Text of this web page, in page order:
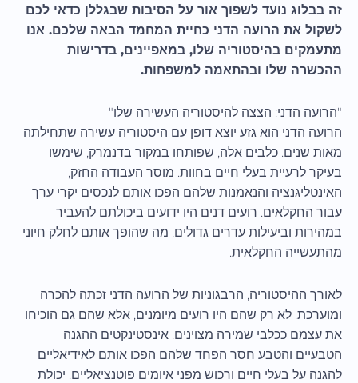
זה בבלוג נועד לשפוך אור על הסיבות שבגללן כדאי לכם
לשקול את הרועה הדני כחיית המחמד הבאה שלכם. אנו
מתעמקים בהיסטוריה שלו, במאפיינים, בדרישות
ההכשרה שלו ובהתאמה למשפחות.
"הרועה הדני: הצצה להיסטוריה העשירה שלו"
הרועה הדני הוא גזע יוצא דופן עם היסטוריה עשירה שתחילתה
מאות שנים. כלבים אלה, שפותחו במקור בדנמרק, שימשו
בעיקר לרעיית בעלי חיים בחוות. מוסר העבודה החזק,
האינטליגנציה והנאמנות שלהם הפכו אותם לנכסים יקרי ערך
עבור החקלאים. רועים דנים היו ידועים ביכולתם להעביר
במהירות וביעילות עדרים גדולים, מה שהופך אותם לחלק חיוני
מהתעשייה החקלאית.
לאורך ההיסטוריה, הרבגוניות של הרועה הדני זכתה להכרה
ומוערכת. לא רק שהם היו רועים מיומנים, אלא שהם גם הוכיחו
את עצמם ככלבי שמירה מצוינים. אינסטינקטים ההגנה
הטבעיים והטבע חסר הפחד שלהם הפכו אותם לאידיאליים
להגנה על בעלי חיים ורכוש מפני איומים פוטנציאליים. יכולת